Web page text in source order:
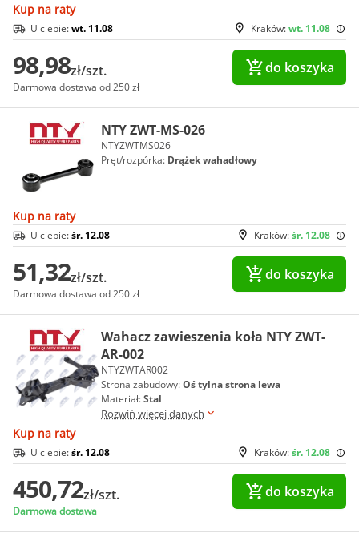
Kup na raty
Kraków:wt. 11.08
U ciebie:wt. 11.08
98,98zł/szt.
Darmowa dostawa od 250 zł
do koszyka
NTY ZWT-MS-026
NTYZWTMS026
Pręt/rozpórka: Drążek wahadłowy
Kup na raty
Kraków:śr. 12.08
U ciebie:śr. 12.08
51,32zł/szt.
Darmowa dostawa od 250 zł
do koszyka
Wahacz zawieszenia koła NTY ZWT-
AR-002
NTYZWTAR002
Strona zabudowy:Oś tylna strona lewa
Materiał:Stal
Rozwiń więcej danych
Kup na raty
Kraków:śr. 12.08
U ciebie:śr. 12.08
450,72zł/szt.
Darmowa dostawa
do koszyka